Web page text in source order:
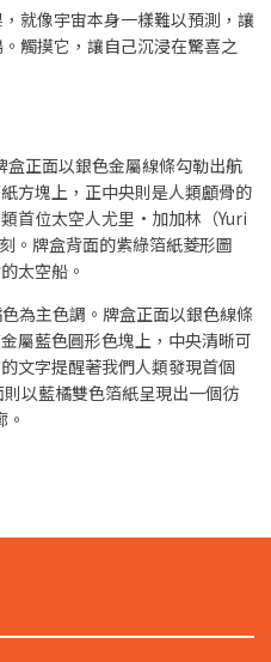
就像宇宙本身一樣難以預測，讓
觸摸它，讓自己沉浸在驚喜之
盒正面以銀色金屬線條勾勒出航
方塊上，正中央則是人類顱骨的
首位太空人尤里·加加林（Yuri
。牌盒背面的紫綠箔紙菱形圖
太空船。
色為主色調。牌盒正面以銀色線條
屬藍色圓形色塊上，中央清晰可
文字提醒著我們人類發現首個
以藍橘雙色箔紙呈現出一個彷